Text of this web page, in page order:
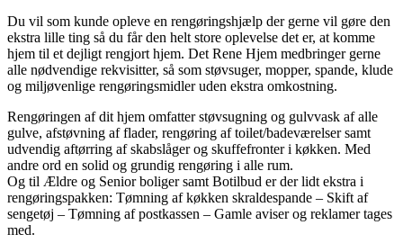
Du vil som kunde opleve en rengøringshjælp der gerne vil gøre den
ekstra lille ting så du får den helt store oplevelse det er, at komme
hjem til et dejligt rengjort hjem. Det Rene Hjem medbringer gerne
alle nødvendige rekvisitter, så som støvsuger, mopper, spande, klude
og miljøvenlige rengøringsmidler uden ekstra omkostning.
Rengøringen af dit hjem omfatter støvsugning og gulvvask af alle
gulve, afstøvning af flader, rengøring af toilet/badeværelser samt
udvendig aftørring af skabslåger og skuffefronter i køkken. Med
andre ord en solid og grundig rengøring i alle rum.
Og til Ældre og Senior boliger samt Botilbud er der lidt ekstra i
rengøringspakken: Tømning af køkken skraldespande – Skift af
sengetøj – Tømning af postkassen – Gamle aviser og reklamer tages
med.